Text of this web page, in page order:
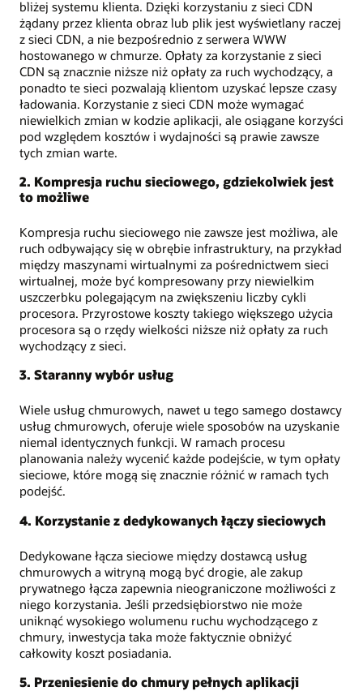
bliżej systemu klienta. Dzięki korzystaniu z sieci CDN
żądany przez klienta obraz lub plik jest wyświetlany raczej
z sieci CDN, a nie bezpośrednio z serwera WWW
hostowanego w chmurze. Opłaty za korzystanie z sieci
CDN są znacznie niższe niż opłaty za ruch wychodzący, a
ponadto te sieci pozwalają klientom uzyskać lepsze czasy
ładowania. Korzystanie z sieci CDN może wymagać
niewielkich zmian w kodzie aplikacji, ale osiągane korzyści
pod względem kosztów i wydajności są prawie zawsze
tych zmian warte.
2. Kompresja ruchu sieciowego, gdziekolwiek jest
to możliwe
Kompresja ruchu sieciowego nie zawsze jest możliwa, ale
ruch odbywający się w obrębie infrastruktury, na przykład
między maszynami wirtualnymi za pośrednictwem sieci
wirtualnej, może być kompresowany przy niewielkim
uszczerbku polegającym na zwiększeniu liczby cykli
procesora. Przyrostowe koszty takiego większego użycia
procesora są o rzędy wielkości niższe niż opłaty za ruch
wychodzący z sieci.
3. Staranny wybór usług
Wiele usług chmurowych, nawet u tego samego dostawcy
usług chmurowych, oferuje wiele sposobów na uzyskanie
niemal identycznych funkcji. W ramach procesu
planowania należy wycenić każde podejście, w tym opłaty
sieciowe, które mogą się znacznie różnić w ramach tych
podejść.
4. Korzystanie z dedykowanych łączy sieciowych
Dedykowane łącza sieciowe między dostawcą usług
chmurowych a witryną mogą być drogie, ale zakup
prywatnego łącza zapewnia nieograniczone możliwości z
niego korzystania. Jeśli przedsiębiorstwo nie może
uniknąć wysokiego wolumenu ruchu wychodzącego z
chmury, inwestycja taka może faktycznie obniżyć
całkowity koszt posiadania.
5. Przeniesienie do chmury pełnych aplikacji